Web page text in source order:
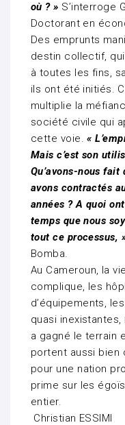
où ? » S’interroge
Doctorant en
Des emprunts
destin collectif,
à toutes les fins,
ils ont été initiés.
multiplie la
société civile qui
cette voie.«
Mais c’est son
Qu’avons-nous
avons contractés
années ? A quoi
temps que nous
tout ce processus,
Bomba.
Au Cameroun, la
complique, les
d’équipements,
quasi inexistantes,
a gagné le terrain
portent aussi bien
pour une nation
prime sur les
entier.
Christian ESSIMI